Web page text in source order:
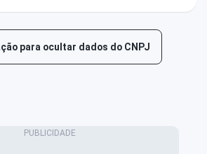
para ocultar dados do CNPJ